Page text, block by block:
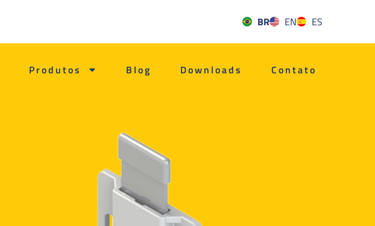
BR EN ES
Produtos Blog Downloads Contato